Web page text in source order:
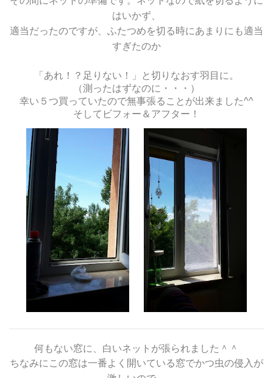
はいかず、
適当だったのですが、ふたつめを切る時にあまりにも適当
すぎたのか
「あれ！？足りない！」と切りなおす羽目に。
（測ったはずなのに・・・）
幸い５つ買っていたので無事張ることが出来ました^^
そしてビフォー＆アフター！
何もない窓に、白いネットが張られました＾＾
ちなみにこの窓は一番よく開いている窓でかつ虫の侵入が